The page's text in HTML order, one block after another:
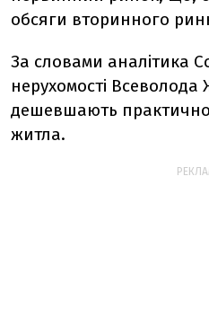
обсяги вторинного
За словами аналітика
нерухомості Всеволода
дешевшають
житла.